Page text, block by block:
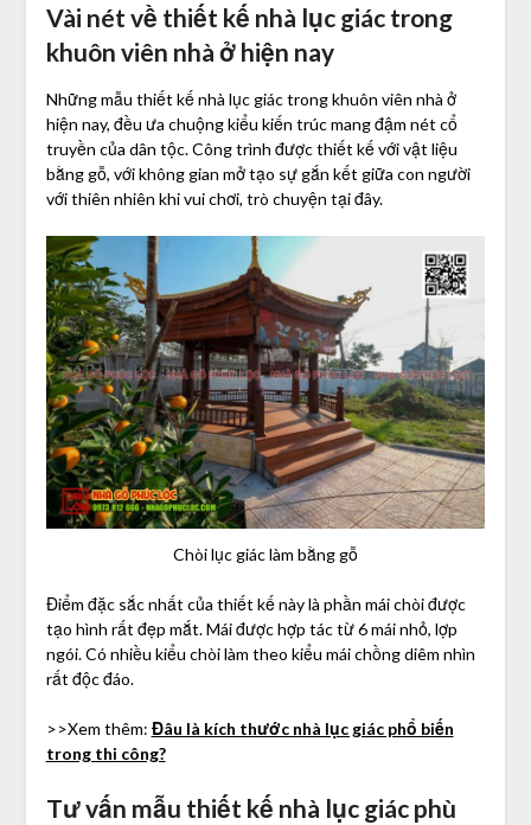
Vài nét về thiết kế nhà lục giác trong
khuôn viên nhà ở hiện nay
Những mẫu thiết kế nhà lục giác trong khuôn viên nhà ở
hiện nay, đều ưa chuộng kiểu kiến trúc mang đậm nét cổ
truyền của dân tộc. Công trình được thiết kế với vật liệu
bằng gỗ, với không gian mở tạo sự gắn kết giữa con người
với thiên nhiên khi vui chơi, trò chuyện tại đây.
Chòi lục giác làm bằng gỗ
Điểm đặc sắc nhất của thiết kế này là phần mái chòi được
tạo hình rất đẹp mắt. Mái được hợp tác từ 6 mái nhỏ, lợp
ngói. Có nhiều kiểu chòi làm theo kiểu mái chồng diêm nhìn
rất độc đáo.
>>Xem thêm: Đâu là kích thước nhà lục giác phổ biến
trong thi công?
Tư vấn mẫu thiết kế nhà lục giác phù